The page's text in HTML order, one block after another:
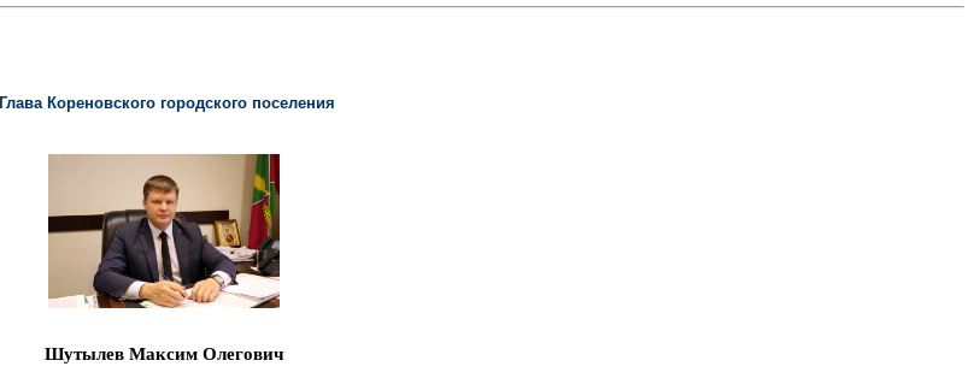
Глава Кореновского городского поселения
Шутылев Максим Олегович